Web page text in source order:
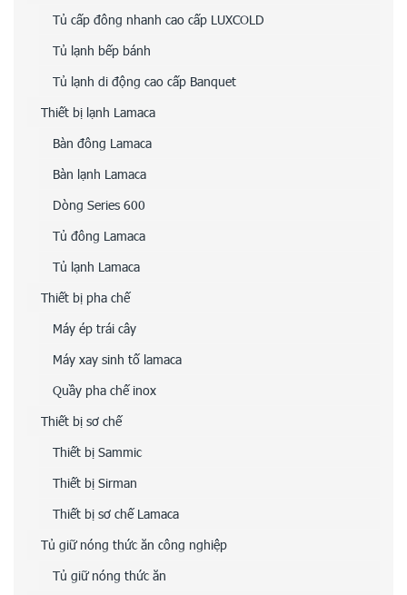
Tủ cấp đông nhanh cao cấp LUXCOLD
Tủ lạnh bếp bánh
Tủ lạnh di động cao cấp Banquet
Thiết bị lạnh Lamaca
Bàn đông Lamaca
Bàn lạnh Lamaca
Dòng Series 600
Tủ đông Lamaca
Tủ lạnh Lamaca
Thiết bị pha chế
Máy ép trái cây
Máy xay sinh tố lamaca
Quầy pha chế inox
Thiết bị sơ chế
Thiết bị Sammic
Thiết bị Sirman
Thiết bị sơ chế Lamaca
Tủ giữ nóng thức ăn công nghiệp
Tủ giữ nóng thức ăn